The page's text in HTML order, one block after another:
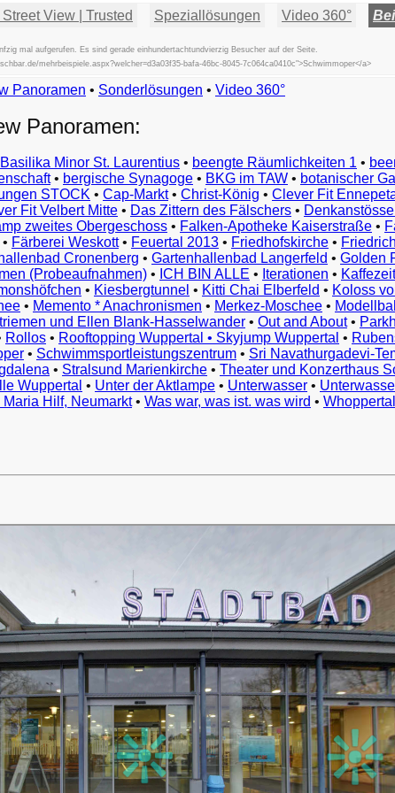
View | Trusted Speziallösungen Video 360°
mal aufgerufen. Es sind gerade einhundertachtundvierzig Besucher auf der Seite.
mehrbeispiele.aspx?welcher=d3a03f35-bafa-46bc-8045-7c064ca0410c">Schwimmoper</a>
Beispiele
Exemples
Vorbeelden
Przykłady
Ejemplos
Örnekler
Παραδείγματα
Примеры
示
例
例
예
Panoramen • Sonderlösungen • Video 360°
Panoramen:
Basilika Minor St. Laurentius • beengte Räumlichkeiten 1 •
• bergische Synagoge • BKG im TAW • botanischer
STOCK • Cap-Markt• Christ-König • Clever Fit
Fit Velbert Mitte • Das Zittern des Fälschers •
zweites Obergeschoss • Falken-Apotheke Kaiserstraße •
• Färberei Weskott• Feuertal 2013 • Friedhofskirche •
Cronenberg • Gartenhallenbad Langerfeld • Golden
(Probeaufnahmen) • ICH BIN ALLE • Iterationen • Kaffezeit
• Kiesbergtunnel • Kitti Chai Elberfeld • Koloss
• Memento * Anachronismen • Merkez-Moschee •
und Ellen Blank-Hasselwander • Out and About•
Rollos • Rooftopping Wuppertal • Skyjump Wuppertal •
• Schwimmsportleistungszentrum • Sri Navathurgadevi-
• Stralsund Marienkirche • Theater und Konzerthaus
Wuppertal • Unter der Aktlampe • Unterwasser •
Hilf, Neumarkt• Was war, was ist. was wird • Whoppertal